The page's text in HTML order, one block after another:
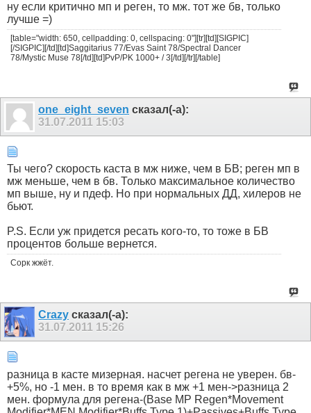
ну если критично мп и реген, то мж. тот же бв, только
лучше =)
[table="width: 650, cellpadding: 0, cellspacing: 0"][tr][td][SIGPIC]
[/SIGPIC][/td][td]Saggitarius 77/Evas Saint 78/Spectral Dancer
78/Mystic Muse 78[/td][td]PvP/PK 1000+ / 3[/td][/tr][/table]
one_eight_seven сказал(-а):
31.07.2011 15:03
Ты чего? скорость каста в мж ниже, чем в БВ; реген мп в
мж меньше, чем в бв. Только максимальное количество
мп выше, ну и пдеф. Но при нормальных ДД, хилеров не
бьют.
P.S. Если уж придется ресать кого-то, то тоже в БВ
процентов больше вернется.
Сорк жжёт.
Crazy сказал(-а):
31.07.2011 15:26
разница в касте мизерная. насчет регена не уверен. бв-
+5%, но -1 мен. в то время как в мж +1 мен->разница 2
мен. формула для регена-(Base MP Regen*Movement